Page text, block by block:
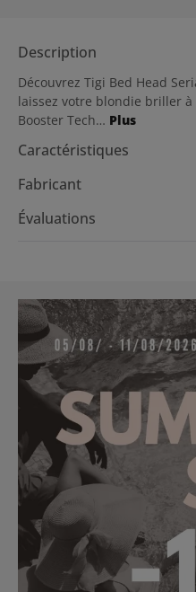
Description
Découvrez Tigi Bed Head
laissez votre blondie briller
Booster Tech… Plus
Caractéristiques
Fabricant
Évaluations